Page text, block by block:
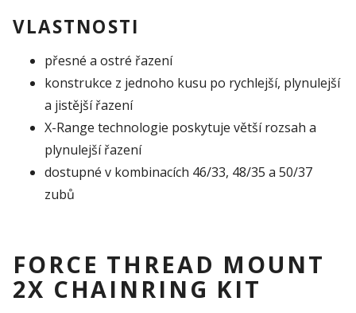
VLASTNOSTI
přesné a ostré řazení
konstrukce z jednoho kusu po rychlejší, plynulejší
a jistější řazení
X-Range technologie poskytuje větší rozsah a
plynulejší řazení
dostupné v kombinacích 46/33, 48/35 a 50/37
zubů
FORCE THREAD MOUNT
2X CHAINRING KIT